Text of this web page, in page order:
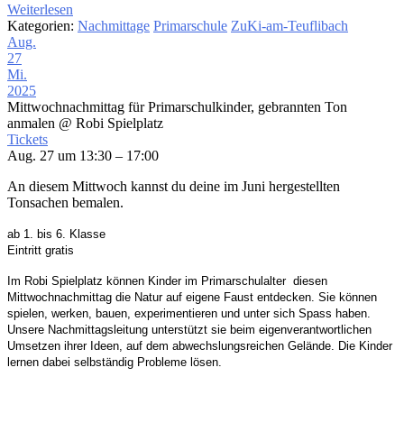
Weiterlesen
Kategorien: Nachmittage Primarschule ZuKi-am-Teuflibach
Aug.
27
Mi.
2025
Mittwochnachmittag für Primarschulkinder, gebrannten Ton
anmalen @ Robi Spielplatz
Tickets
Aug. 27 um 13:30 – 17:00
An diesem Mittwoch kannst du deine im Juni hergestellten
Tonsachen bemalen.
ab 1. bis 6. Klasse
Eintritt gratis
Im Robi Spielplatz können Kinder im Primarschulalter diesen
Mittwochnachmittag die Natur auf eigene Faust entdecken. Sie können
spielen, werken, bauen, experimentieren und unter sich Spass haben.
Unsere Nachmittagsleitung unterstützt sie beim eigenverantwortlichen
Umsetzen ihrer Ideen, auf dem abwechslungsreichen Gelände. Die Kinder
lernen dabei selbständig Probleme lösen.